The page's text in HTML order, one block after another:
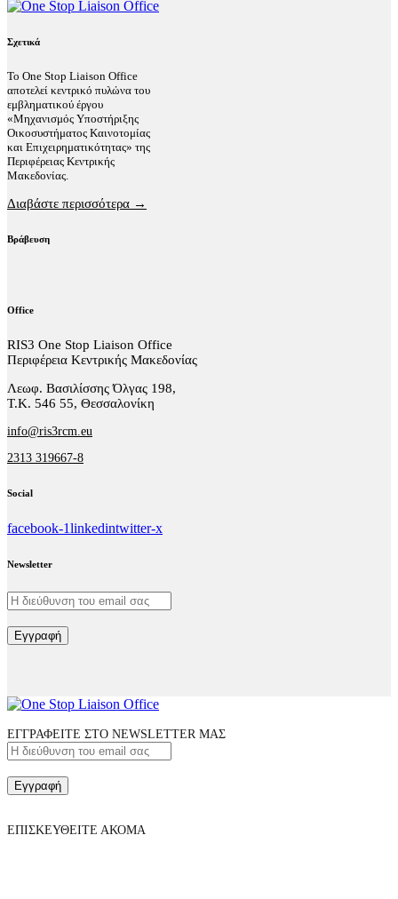
Σχετικά
Το One Stop Liaison Office
αποτελεί κεντρικό πυλώνα του
εμβληματικού έργου
«Μηχανισμός Υποστήριξης
Οικοσυστήματος Καινοτομίας
και Επιχειρηματικότητας» της
Περιφέρειας Κεντρικής
Μακεδονίας.
Διαβάστε περισσότερα →
Βράβευση
Office
RIS3 One Stop Liaison Office
Περιφέρεια Κεντρικής Μακεδονίας
Λεωφ. Βασιλίσσης Όλγας 198,
Τ.Κ. 546 55, Θεσσαλονίκη
info@ris3rcm.eu
2313 319667-8
Social
facebook-1linkedintwitter-x
Newsletter
Εγγραφή
ΕΓΓΡΑΦΕΙΤΕ ΣΤΟ NEWSLETTER ΜΑΣ
Εγγραφή
ΕΠΙΣΚΕΥΘΕΙΤΕ ΑΚΟΜΑ